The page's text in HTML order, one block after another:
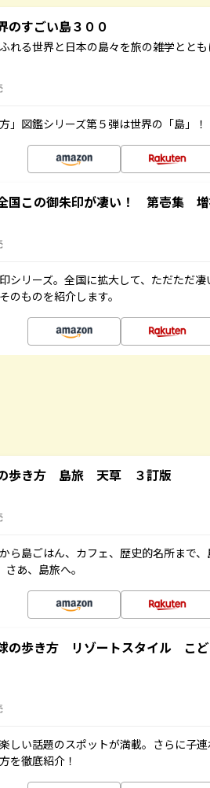
すごい島３００
れる世界と日本の島々を旅の雑学とと
」図鑑シリーズ第５弾は世界の「島」！
国この御朱印が凄い！ 第壱集 増
シリーズ。全国に拡大して、ただただ
のものを紹介します。
歩き方 島旅 天草 ３訂版
ら島ごはん、カフェ、歴史的名所まで
あ、島旅へ。
の歩き方 リゾートスタイル こ
しい話題のスポットが満載。さらに子
を徹底紹介！